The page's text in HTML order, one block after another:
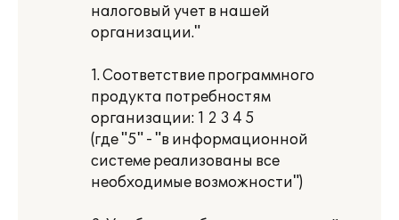
налоговый учет в нашей
организации."
1. Соответствие программного
продукта потребностям
организации: 1 2 3 4 5
(где "5" - "в информационной
системе реализованы все
необходимые возможности")